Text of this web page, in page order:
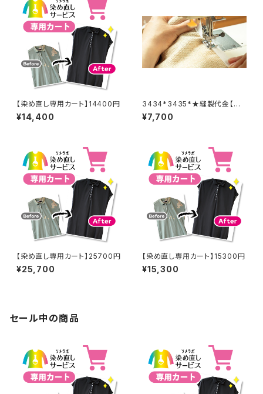
【染め直し専用カート】14400円
¥14,400
3434*3435*★縫製代金【バッ
クル取り外し取り付け 2着合
計分】
¥7,700
【染め直し専用カート】25700円
¥25,700
【染め直し専用カート】15300円
¥15,300
セール中の商品